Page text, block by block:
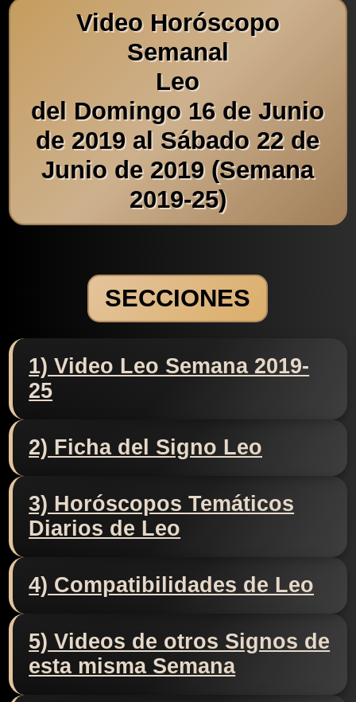
Video Horóscopo
Semanal
Leo
del Domingo 16 de Junio
de 2019 al Sábado 22 de
Junio de 2019 (Semana
2019-25)
SECCIONES
1) Video Leo Semana 2019-
25
2) Ficha del Signo Leo
3) Horóscopos Temáticos
Diarios de Leo
4) Compatibilidades de Leo
5) Videos de otros Signos de
esta misma Semana